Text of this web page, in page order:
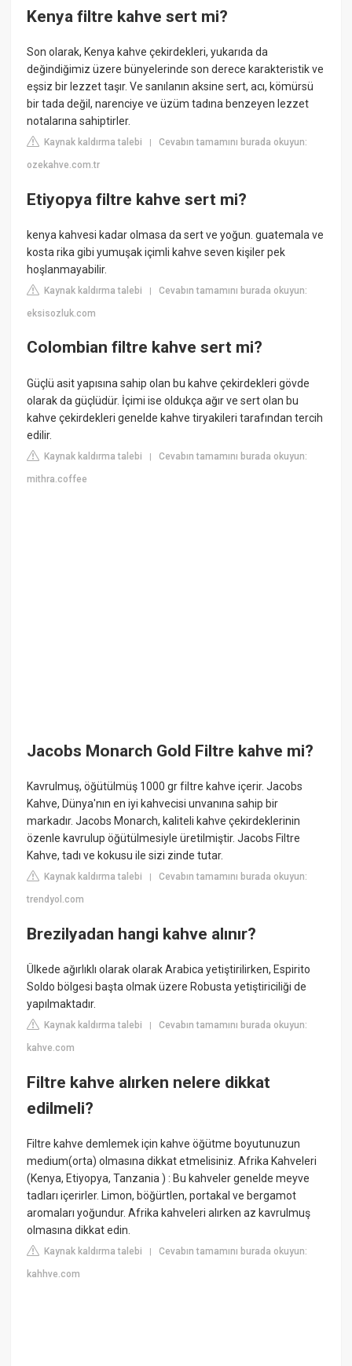
Kenya filtre kahve sert mi?
Son olarak, Kenya kahve çekirdekleri, yukarıda da
değindiğimiz üzere bünyelerinde son derece karakteristik ve
eşsiz bir lezzet taşır. Ve sanılanın aksine sert, acı, kömürsü
bir tada değil, narenciye ve üzüm tadına benzeyen lezzet
notalarına sahiptirler.
Kaynak kaldırma talebi |Cevabın tamamını burada okuyun:
ozekahve.com.tr
Etiyopya filtre kahve sert mi?
kenya kahvesi kadar olmasa da sert ve yoğun. guatemala ve
kosta rika gibi yumuşak içimli kahve seven kişiler pek
hoşlanmayabilir.
Kaynak kaldırma talebi |Cevabın tamamını burada okuyun:
eksisozluk.com
Colombian filtre kahve sert mi?
Güçlü asit yapısına sahip olan bu kahve çekirdekleri gövde
olarak da güçlüdür. İçimi ise oldukça ağır ve sert olan bu
kahve çekirdekleri genelde kahve tiryakileri tarafından tercih
edilir.
Kaynak kaldırma talebi |Cevabın tamamını burada okuyun:
mithra.coffee
Jacobs Monarch Gold Filtre kahve mi?
Kavrulmuş, öğütülmüş 1000 gr filtre kahve içerir. Jacobs
Kahve, Dünya'nın en iyi kahvecisi unvanına sahip bir
markadır. Jacobs Monarch, kaliteli kahve çekirdeklerinin
özenle kavrulup öğütülmesiyle üretilmiştir. Jacobs Filtre
Kahve, tadı ve kokusu ile sizi zinde tutar.
Kaynak kaldırma talebi |Cevabın tamamını burada okuyun:
trendyol.com
Brezilyadan hangi kahve alınır?
Ülkede ağırlıklı olarak olarak Arabica yetiştirilirken, Espirito
Soldo bölgesi başta olmak üzere Robusta yetiştiriciliği de
yapılmaktadır.
Kaynak kaldırma talebi |Cevabın tamamını burada okuyun:
kahve.com
Filtre kahve alırken nelere dikkat
edilmeli?
Filtre kahve demlemek için kahve öğütme boyutunuzun
medium(orta) olmasına dikkat etmelisiniz. Afrika Kahveleri
(Kenya, Etiyopya, Tanzania ) : Bu kahveler genelde meyve
tadları içerirler. Limon, böğürtlen, portakal ve bergamot
aromaları yoğundur. Afrika kahveleri alırken az kavrulmuş
olmasına dikkat edin.
Kaynak kaldırma talebi |Cevabın tamamını burada okuyun:
kahhve.com